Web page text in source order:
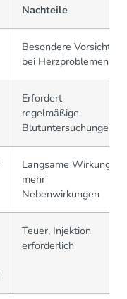
Nachteile
Besondere Vorsicht
bei Herzproblemen
Erfordert
regelmäßige
Blutuntersuchungen
Langsame Wirkung,
mehr
Nebenwirkungen
Teuer, Injektion
erforderlich